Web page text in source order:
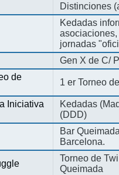
Distinciones
Kedadas
jornadas
Gen X de C/
de
1 er Torneo
Iniciativa
Kedadas
(DDD)
Bar
Barcelona.
Torneo de
Queimada